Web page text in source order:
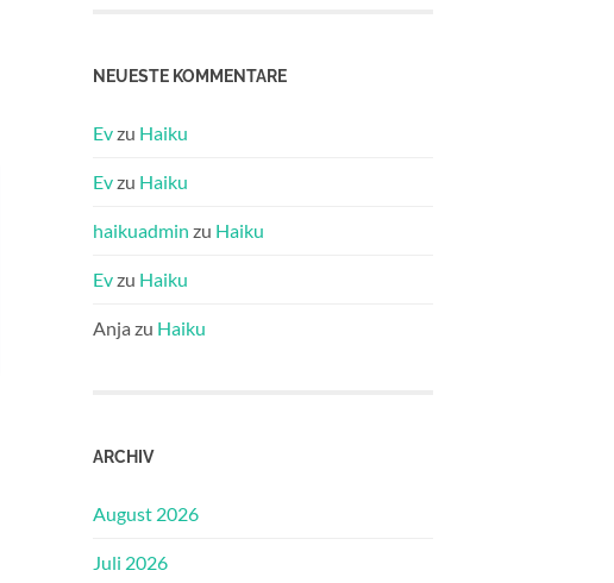
NEUESTE KOMMENTARE
Evzu Haiku
Evzu Haiku
haikuadmin zu Haiku
Evzu Haiku
Anja zu Haiku
ARCHIV
August 2026
Juli 2026